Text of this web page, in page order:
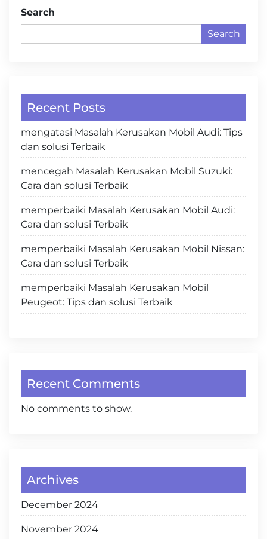
Search
Search
Recent Posts
mengatasi Masalah Kerusakan Mobil Audi: Tips
dan solusi Terbaik
mencegah Masalah Kerusakan Mobil Suzuki:
Cara dan solusi Terbaik
memperbaiki Masalah Kerusakan Mobil Audi:
Cara dan solusi Terbaik
memperbaiki Masalah Kerusakan Mobil Nissan:
Cara dan solusi Terbaik
memperbaiki Masalah Kerusakan Mobil
Peugeot: Tips dan solusi Terbaik
Recent Comments
No comments to show.
Archives
December 2024
November 2024